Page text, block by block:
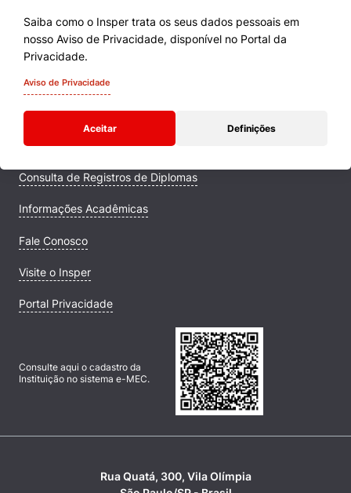
Saiba como o Insper trata os seus dados pessoais em
nosso Aviso de Privacidade, disponível no Portal da
Privacidade.
Aviso de Privacidade
Aceitar Definições
Cursos
Quem Somos
Comunidade Transforme
Campus
Consulta de Registros de Diplomas
Informações Acadêmicas
Fale Conosco
Visite o Insper
Portal Privacidade
Consulte aqui o cadastro da
Instituição no sistema e-MEC.
Rua Quatá, 300, Vila Olímpia